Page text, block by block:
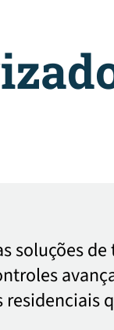
soluções